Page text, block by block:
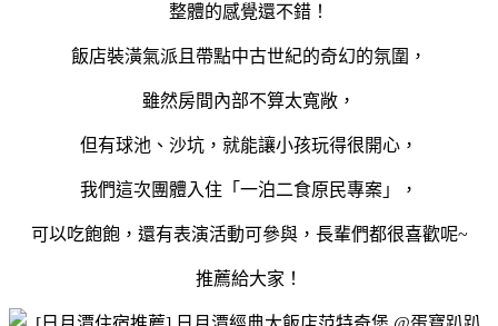
整體的感覺還不錯！
飯店裝潢氣派且帶點中古世紀的奇幻的氛圍，
雖然房間內部不算太寬敞，
但有球池、沙坑，就能讓小孩玩得很開心，
我們這次團體入住「一泊二食原民專案」，
可以吃飽飽，還有表演活動可參與，長輩們都很喜歡呢~
推薦給大家！